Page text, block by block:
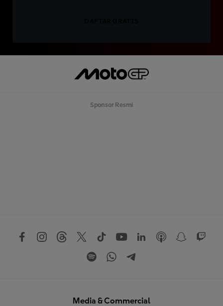
Sponsor Resmi
Media & Commercial